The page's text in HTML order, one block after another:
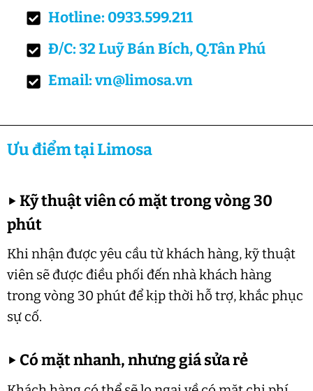
Hotline: 0933.599.211
Đ/C: 32 Luỹ Bán Bích, Q.Tân Phú
Email: vn@limosa.vn
Ưu điểm tại Limosa
▶Kỹ thuật viên có mặt trong vòng 30
phút
Khi nhận được yêu cầu từ khách hàng, kỹ thuật
viên sẽ được điều phối đến nhà khách hàng
trong vòng 30 phút để kịp thời hỗ trợ, khắc phục
sự cố.
▶ Có mặt nhanh, nhưng giá sửa rẻ